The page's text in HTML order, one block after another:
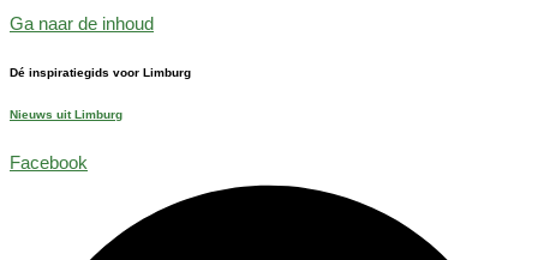
Ga naar de inhoud
Dé inspiratiegids voor Limburg
Nieuws uit Limburg
Facebook